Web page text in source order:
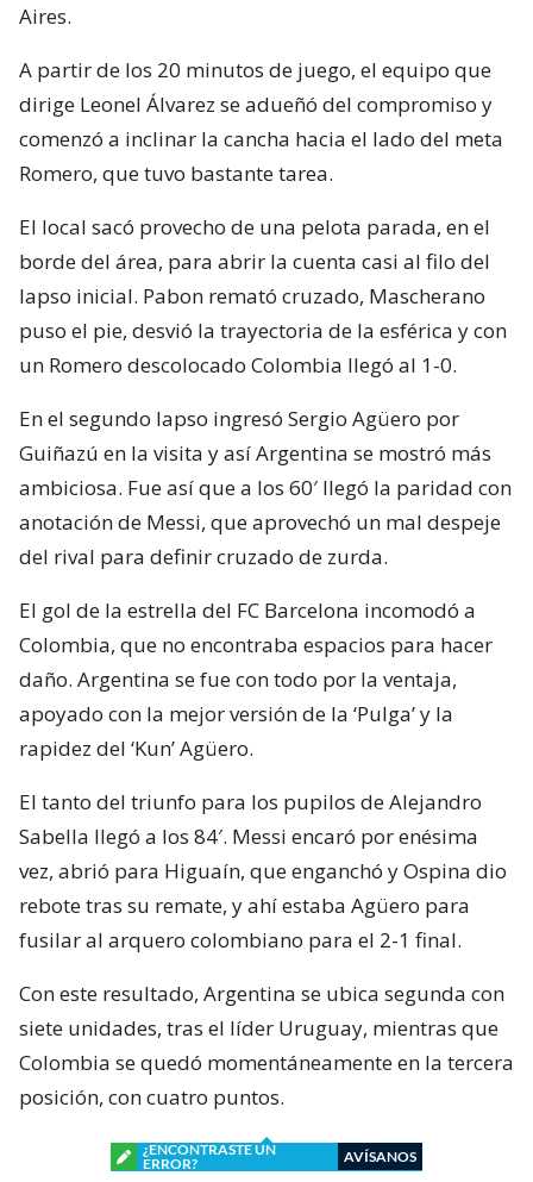
Aires.
A partir de los 20 minutos de juego, el equipo que
dirige Leonel Álvarez se adueñó del compromiso y
comenzó a inclinar la cancha hacia el lado del meta
Romero, que tuvo bastante tarea.
El local sacó provecho de una pelota parada, en el
borde del área, para abrir la cuenta casi al filo del
lapso inicial. Pabon remató cruzado, Mascherano
puso el pie, desvió la trayectoria de la esférica y con
un Romero descolocado Colombia llegó al 1-0.
En el segundo lapso ingresó Sergio Agüero por
Guiñazú en la visita y así Argentina se mostró más
ambiciosa. Fue así que a los 60′ llegó la paridad con
anotación de Messi, que aprovechó un mal despeje
del rival para definir cruzado de zurda.
El gol de la estrella del FC Barcelona incomodó a
Colombia, que no encontraba espacios para hacer
daño. Argentina se fue con todo por la ventaja,
apoyado con la mejor versión de la ‘Pulga’ y la
rapidez del ‘Kun’ Agüero.
El tanto del triunfo para los pupilos de Alejandro
Sabella llegó a los 84′. Messi encaró por enésima
vez, abrió para Higuaín, que enganchó y Ospina dio
rebote tras su remate, y ahí estaba Agüero para
fusilar al arquero colombiano para el 2-1 final.
Con este resultado, Argentina se ubica segunda con
siete unidades, tras el líder Uruguay, mientras que
Colombia se quedó momentáneamente en la tercera
posición, con cuatro puntos.
¿ENCONTRASTE UN
ERROR?
AVÍSANOS